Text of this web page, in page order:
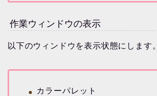
作業ウィンドウの表示
以下のウィンドウを表示状態にします。
カラーパレット